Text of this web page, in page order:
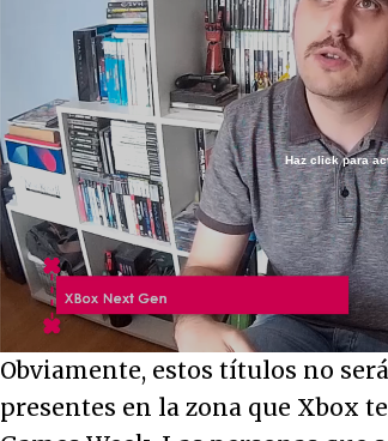
Unmute /
Loaded:
4.42%
Haz click para
Obviamente, estos títulos no
presentes en la zona que Xbox